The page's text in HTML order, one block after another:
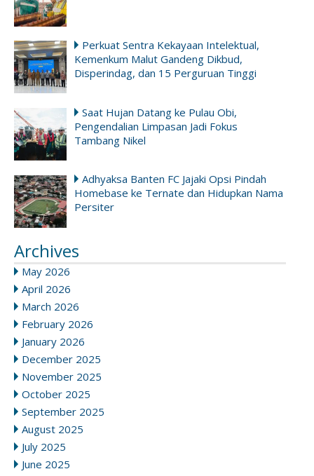
Perkuat Sentra Kekayaan Intelektual,
Kemenkum Malut Gandeng Dikbud,
Disperindag, dan 15 Perguruan Tinggi
Saat Hujan Datang ke Pulau Obi,
Pengendalian Limpasan Jadi Fokus
Tambang Nikel
Adhyaksa Banten FC Jajaki Opsi Pindah
Homebase ke Ternate dan Hidupkan Nama
Persiter
Archives
May 2026
April 2026
March 2026
February 2026
January 2026
December 2025
November 2025
October 2025
September 2025
August 2025
July 2025
June 2025